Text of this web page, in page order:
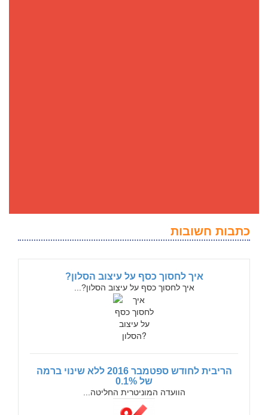
כתבות חשובות
איך לחסוך כסף על עיצוב הסלון?
איך לחסוך כסף על עיצוב הסלון?...
הריבית לחודש ספטמבר 2016 ללא שינוי ברמה
של 0.1%
הוועדה המוניטרית החליטה...